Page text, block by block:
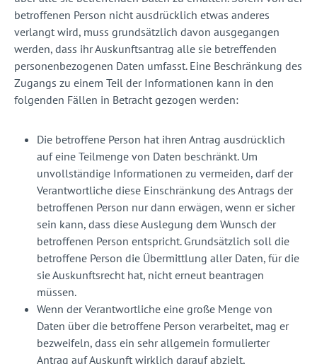
betroffenen Person nicht ausdrücklich etwas anderes
verlangt wird, muss grundsätzlich davon ausgegangen
werden, dass ihr Auskunftsantrag alle sie betreffenden
personenbezogenen Daten umfasst. Eine Beschränkung des
Zugangs zu einem Teil der Informationen kann in den
folgenden Fällen in Betracht gezogen werden:
Die betroffene Person hat ihren Antrag ausdrücklich
auf eine Teilmenge von Daten beschränkt. Um
unvollständige Informationen zu vermeiden, darf der
Verantwortliche diese Einschränkung des Antrags der
betroffenen Person nur dann erwägen, wenn er sicher
sein kann, dass diese Auslegung dem Wunsch der
betroffenen Person entspricht. Grundsätzlich soll die
betroffene Person die Übermittlung aller Daten, für die
sie Auskunftsrecht hat, nicht erneut beantragen
müssen.
Wenn der Verantwortliche eine große Menge von
Daten über die betroffene Person verarbeitet, mag er
bezweifeln, dass ein sehr allgemein formulierter
Antrag auf Auskunft wirklich darauf abzielt,